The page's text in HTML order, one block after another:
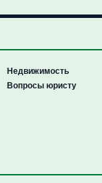
Недвижимость
Вопросы юристу